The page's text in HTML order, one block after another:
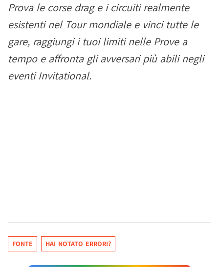
Prova le corse drag e i circuiti realmente
esistenti nel Tour mondiale e vinci tutte le
gare, raggiungi i tuoi limiti nelle Prove a
tempo e affronta gli avversari più abili negli
eventi Invitational.
FONTE HAI NOTATO ERRORI?